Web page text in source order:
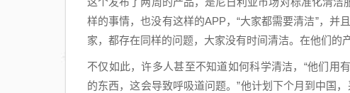
样的事情，也没有这样的APP，“大家都需要清洁”，并
家，都存在同样的问题，大家没有时间清洁。在他们的
不仅如此，许多人甚至不知道如何科学清洁，“他们用
的东西，这会导致呼吸道问题。”他计划下个月到中国